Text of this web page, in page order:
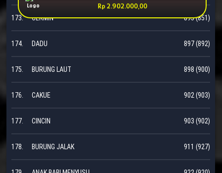
Rp 2.902.000,00
173. CERMIN 895 (851)
174. DADU 897 (892)
175. BURUNG LAUT 898 (900)
176. CAKUE 902 (903)
177. CINCIN 903 (902)
178. BURUNG JALAK 911 (927)